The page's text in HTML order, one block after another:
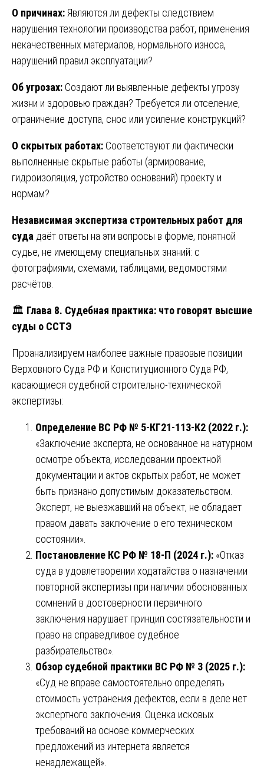
О причинах: Являются ли дефекты следствием
нарушения технологии производства работ, применения
некачественных материалов, нормального износа,
нарушений правил эксплуатации?
Об угрозах: Создают ли выявленные дефекты угрозу
жизни и здоровью граждан? Требуется ли отселение,
ограничение доступа, снос или усиление конструкций?
О скрытых работах: Соответствуют ли фактически
выполненные скрытые работы (армирование,
гидроизоляция, устройство оснований) проекту и
нормам?
Независимая экспертиза строительных работ для
суда даёт ответы на эти вопросы в форме, понятной
судье, не имеющему специальных знаний: с
фотографиями, схемами, таблицами, ведомостями
расчётов.
🏛️ Глава 8. Судебная практика: что говорят высшие
суды о ССТЭ
Проанализируем наиболее важные правовые позиции
Верховного Суда РФ и Конституционного Суда РФ,
касающиеся судебной строительно-технической
экспертизы:
Определение ВС РФ № 5-КГ21-113-К2 (2022 г.):
«Заключение эксперта, не основанное на натурном
осмотре объекта, исследовании проектной
документации и актов скрытых работ, не может
быть признано допустимым доказательством.
Эксперт, не выезжавший на объект, не обладает
правом давать заключение о его техническом
состоянии».
Постановление КС РФ № 18-П (2024 г.): «Отказ
суда в удовлетворении ходатайства о назначении
повторной экспертизы при наличии обоснованных
сомнений в достоверности первичного
заключения нарушает принцип состязательности и
право на справедливое судебное
разбирательство».
Обзор судебной практики ВС РФ № 3 (2025 г.):
«Суд не вправе самостоятельно определять
стоимость устранения дефектов, если в деле нет
экспертного заключения. Оценка исковых
требований на основе коммерческих
предложений из интернета является
ненадлежащей».